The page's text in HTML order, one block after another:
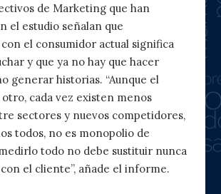
de Marketing que han
el estudio señalan que
el consumidor actual significa
y que ya no hay que hacer
generar historias. “Aunque el
cada vez existen menos
sectores y nuevos competidores,
todos, no es monopolio de
todo no debe sustituir nunca
el cliente”, añade el informe.